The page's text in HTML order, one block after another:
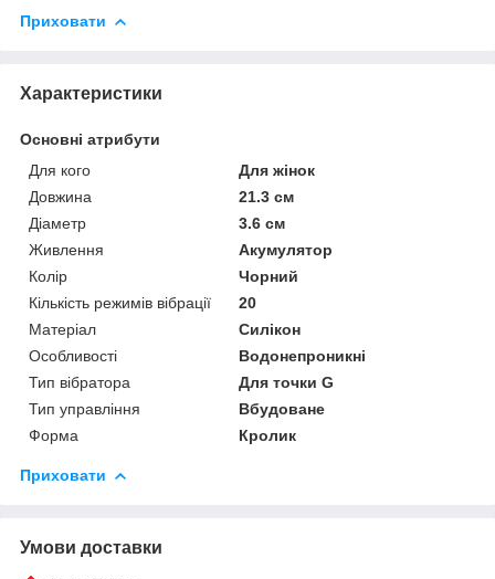
Приховати
Характеристики
Основні атрибути
Для кого
Для жінок
Довжина
21.3 см
Діаметр
3.6 см
Живлення
Акумулятор
Колір
Чорний
Кількість режимів вібрації
20
Матеріал
Силікон
Особливості
Водонепроникні
Тип вібратора
Для точки G
Тип управління
Вбудоване
Форма
Кролик
Приховати
Умови доставки